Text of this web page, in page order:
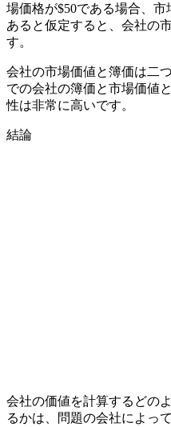
場価格が$50である場合、
あると仮定すると、会社の
す。
会社の市場価値と簿価は二
での会社の簿価と市場価値
性は非常に高いです。
結論
会社の価値を計算するどの
るかは、問題の会社によっ